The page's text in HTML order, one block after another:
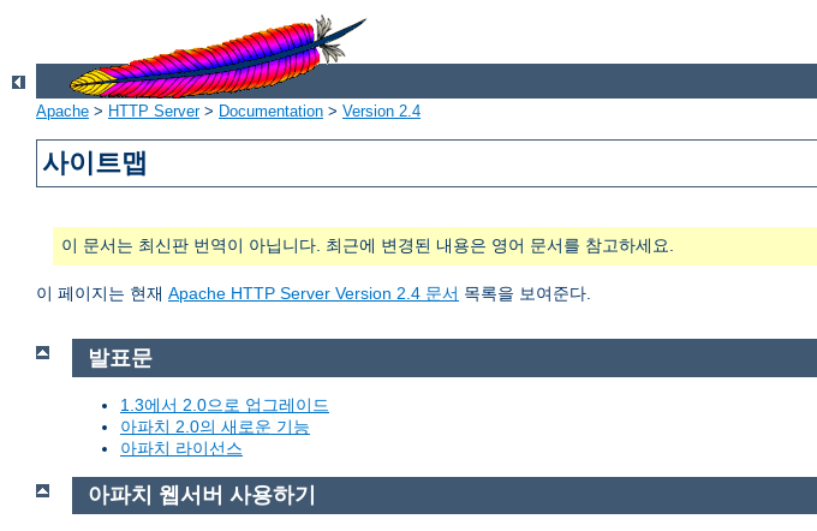
Apache > HTTP Server> Documentation > Version 2.4
사이트맵
이 문서는 최신판 번역이 아닙니다. 최근에 변경된 내용은 영어 문서를 참고하세요.
이 페이지는 현재 Apache HTTP Server Version 2.4 문서 목록을 보여준다.
발표문
1.3에서 2.0으로 업그레이드
아파치 2.0의 새로운 기능
아파치 라이선스
아파치 웹서버 사용하기